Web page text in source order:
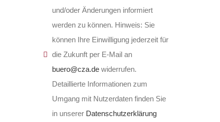
und/oder Änderungen informiert
werden zu können. Hinweis: Sie
können Ihre Einwilligung jederzeit für
die Zukunft per E-Mail an
buero@cza.de widerrufen.
Detaillierte Informationen zum
Umgang mit Nutzerdaten finden Sie
in unserer Datenschutzerklärung